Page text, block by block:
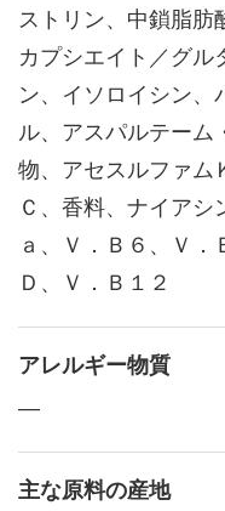
ストリン、中鎖脂肪
カプシエイト／グル
ン、イソロイシン、
ル、アスパルテーム
物、アセスルファム
Ｃ、香料、ナイアシ
ａ、Ｖ．Ｂ６、Ｖ．
Ｄ、Ｖ．Ｂ１２
アレルギー物質
―
主な原料の産地